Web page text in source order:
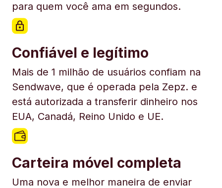
para quem você ama em segundos.
Confiável e legítimo
Mais de 1 milhão de usuários confiam na
Sendwave, que é operada pela Zepz. e
está autorizada a transferir dinheiro nos
EUA, Canadá, Reino Unido e UE.
Carteira móvel completa
Uma nova e melhor maneira de enviar